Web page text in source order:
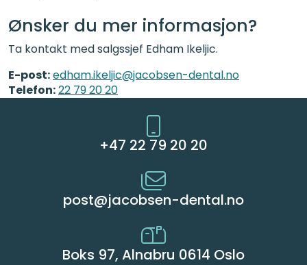
Ønsker du mer informasjon?
Ta kontakt med salgssjef Edham Ikeljic.
E-post:edham.ikeljic@jacobsen-dental.no
Telefon:22 79 20 20
+47 22 79 20 20
post@jacobsen-dental.no
Boks 97, Alnabru 0614 Oslo